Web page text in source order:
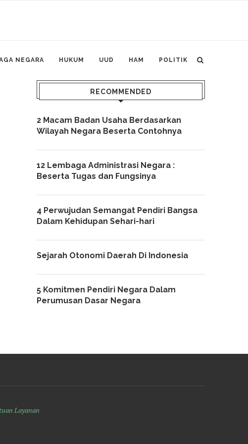
NEGARA HUKUM UUD HAM POLITIK
RECOMMENDED
2 Macam Badan Usaha Berdasarkan
Wilayah Negara Beserta Contohnya
12 Lembaga Administrasi Negara :
Beserta Tugas dan Fungsinya
4 Perwujudan Semangat Pendiri Bangsa
Dalam Kehidupan Sehari-hari
Sejarah Otonomi Daerah Di Indonesia
5 Komitmen Pendiri Negara Dalam
Perumusan Dasar Negara
Layanan